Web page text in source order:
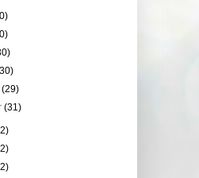
(29)
(31)